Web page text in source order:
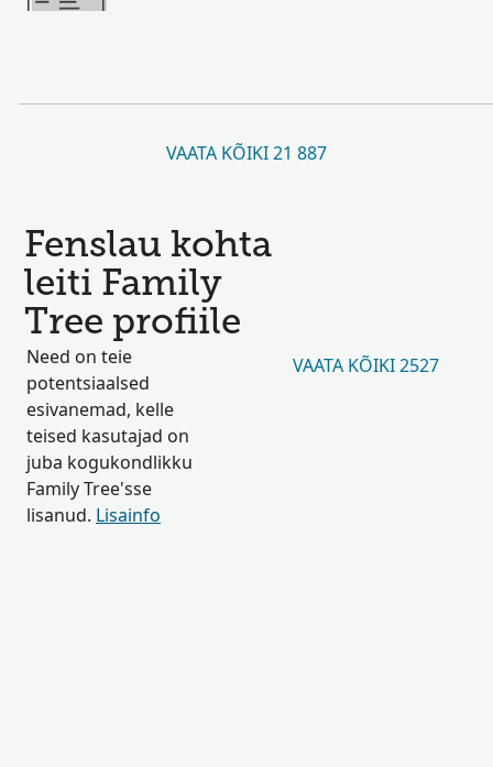
VAATA KÕIKI 21 887
Fenslau kohta
leiti Family
Tree profiile
Need on teie
potentsiaalsed
esivanemad, kelle
teised kasutajad on
juba kogukondlikku
Family Tree'sse
lisanud. Lisainfo
VAATA KÕIKI 2527